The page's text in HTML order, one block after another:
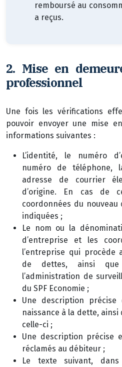
remboursé au
a reçus.
2. Mise en
professionnel
Une fois les vérifications
pouvoir envoyer une mise
informations suivantes :
L’identité, le numéro
numéro de téléphone,
adresse de courrier
d’origine. En cas de
coordonnées du
indiquées ;
Le nom ou la
d’entreprise et les
l’entreprise qui procède
de dettes, ainsi que
l’administration de
du SPF Economie ;
Une description
naissance à la dette, ainsi
celle-ci ;
Une description précise
réclamés au débiteur ;
Le texte suivant,